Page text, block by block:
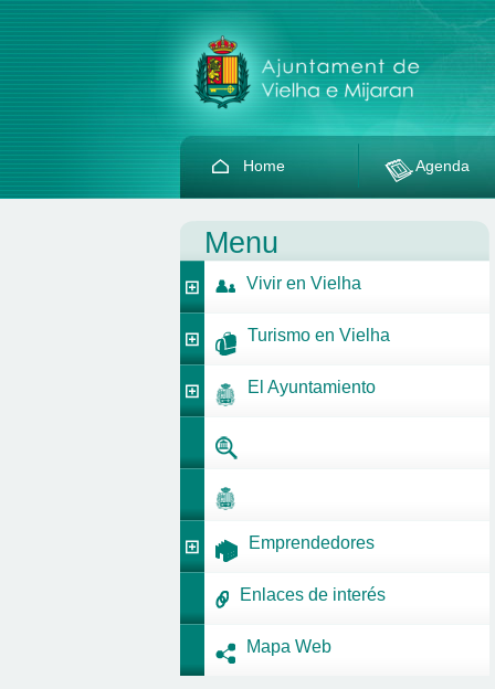
Home Agenda
Menu
Vivir en Vielha
Turismo en Vielha
El Ayuntamiento
Emprendedores
Enlaces de interés
Mapa Web